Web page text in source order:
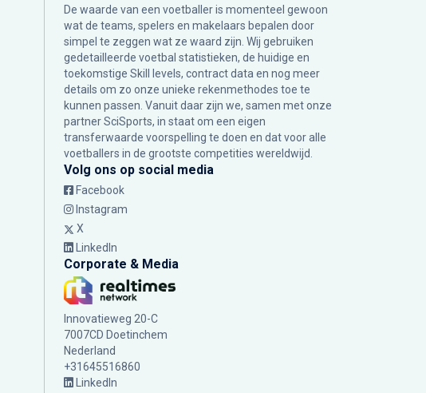
De waarde van een voetballer is momenteel gewoon
wat de teams, spelers en makelaars bepalen door
simpel te zeggen wat ze waard zijn. Wij gebruiken
gedetailleerde voetbal statistieken, de huidige en
toekomstige Skill levels, contract data en nog meer
details om zo onze unieke rekenmethodes toe te
kunnen passen. Vanuit daar zijn we, samen met onze
partner SciSports, in staat om een eigen
transferwaarde voorspelling te doen en dat voor alle
voetballers in de grootste competities wereldwijd.
Volg ons op social media
Facebook
Instagram
X
LinkedIn
Corporate & Media
Innovatieweg 20-C
7007CD Doetinchem
Nederland
+31645516860
LinkedIn